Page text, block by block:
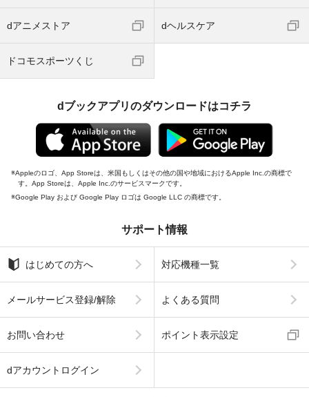
dアニメストア dヘルスケア
ドコモスポーツくじ
dブックアプリのダウンロードはコチラ
Appleのロゴ、App Storeは、米国もしくはその他の国や地域におけるApple Inc.の商標で
す。App Storeは、Apple Inc.のサービスマークです。
Google Play および Google Play ロゴは Google LLC の商標です。
サポート情報
はじめての方へ 対応機種一覧
メールサービス登録/解除 よくある質問
お問い合わせ ポイント表示設定
dアカウントログイン